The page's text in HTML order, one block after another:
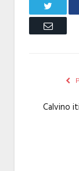
Email
Calvino